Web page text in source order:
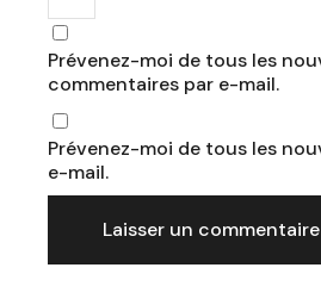
Prévenez-moi de tous les
commentaires par e-mail.
Prévenez-moi de tous les
e-mail.
Laisser un commentaire